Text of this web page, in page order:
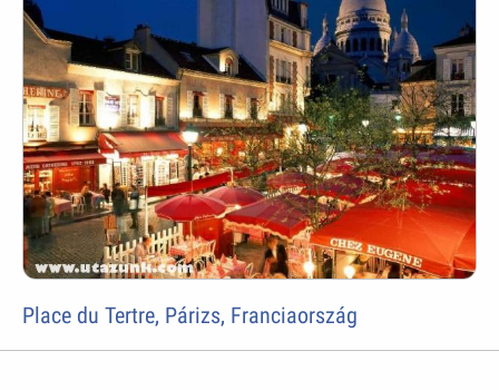
Place du Tertre, Párizs, Franciaország